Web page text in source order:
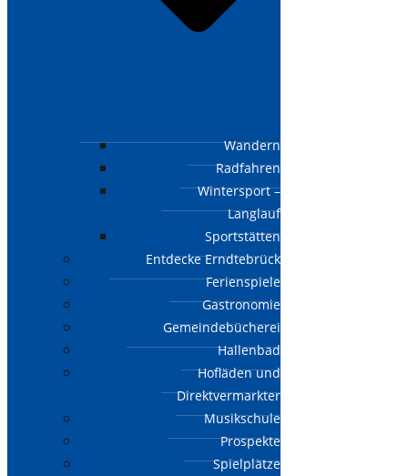
Wandern
Radfahren
Wintersport –
Langlauf
Sportstätten
Entdecke Erndtebrück
Ferienspiele
Gastronomie
Gemeindebücherei
Hallenbad
Hofläden und
Direktvermarkter
Musikschule
Prospekte
Spielplätze